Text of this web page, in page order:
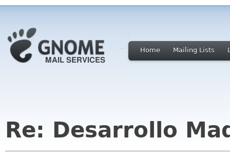
Home Mailing Lists
Re: Desarrollo